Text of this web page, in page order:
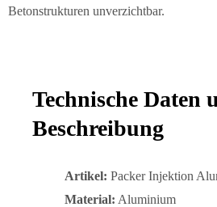
Betonstrukturen unverzichtbar.
Technische Daten
Beschreibung
Artikel: Packer Injektion
Material: Aluminium